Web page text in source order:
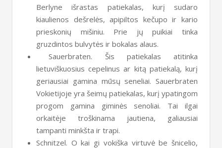
Berlyne išrastas patiekalas, kurį sudaro
kiaulienos dešrelės, apipiltos kečupo ir kario
prieskonių mišiniu. Prie jų puikiai tinka
gruzdintos bulvytės ir bokalas alaus.
Sauerbraten. Šis patiekalas atitinka
lietuviškuosius cepelinus ar kitą patiekalą, kurį
geriausiai gamina mūsų seneliai. Sauerbraten
Vokietijoje yra šeimų patiekalas, kurį ypatingom
progom gamina giminės senoliai. Tai ilgai
orkaitėje troškinama jautiena, galiausiai
tampanti minkšta ir trapi.
Schnitzel. O kai gi vokiška virtuvė be šnicelio,